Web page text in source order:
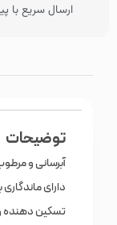
ارسال سریع با
توضیحات
آبرسانی و
دارای ماندگاری بالا
تسکین دهنده